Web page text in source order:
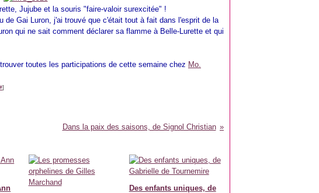
Jujube et la souris "faire-valoir surexcitée" !
Gai Luron, j'ai trouvé que c'était tout à fait dans l'esprit de la
qui ne sait comment déclarer sa flamme à Belle-Lurette et qui
toutes les participations de cette semaine chez Mo.
]
Dans la paix des saisons, de Signol Christian
Des enfants uniques, de